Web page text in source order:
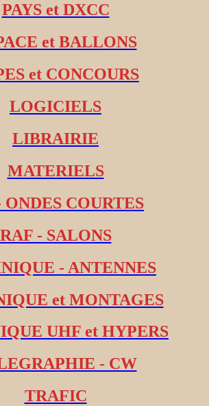
PAYS et DXCC
et BALLONS
et CONCOURS
LOGICIELS
LIBRAIRIE
MATERIELS
ONDES COURTES
RAF - SALONS
- ANTENNES
et MONTAGES
UHF et HYPERS
- CW
TRAFIC